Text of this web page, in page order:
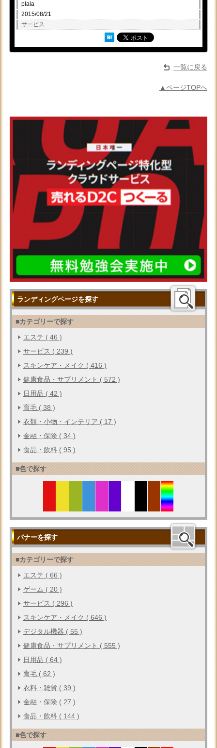
plala
2015/08/21
サービス
一覧に戻る
▲ページTOPへ
ランディングページを探す
■カテゴリーで探す
エステ ( 46 )
サービス ( 239 )
スキンケア・メイク ( 416 )
健康食品・サプリメント ( 572 )
日用品 ( 42 )
育毛 ( 38 )
衣類・小物・インテリア ( 17 )
金融・保険 ( 34 )
食品・飲料 ( 95 )
■色で探す
バナーを探す
■カテゴリーで探す
エステ ( 66 )
ゲーム ( 20 )
サービス ( 296 )
スキンケア・メイク ( 646 )
デジタル機器 ( 55 )
健康食品・サプリメント ( 555 )
日用品 ( 64 )
育毛 ( 62 )
衣料・雑貨 ( 39 )
金融・保険 ( 27 )
食品・飲料 ( 144 )
■色で探す